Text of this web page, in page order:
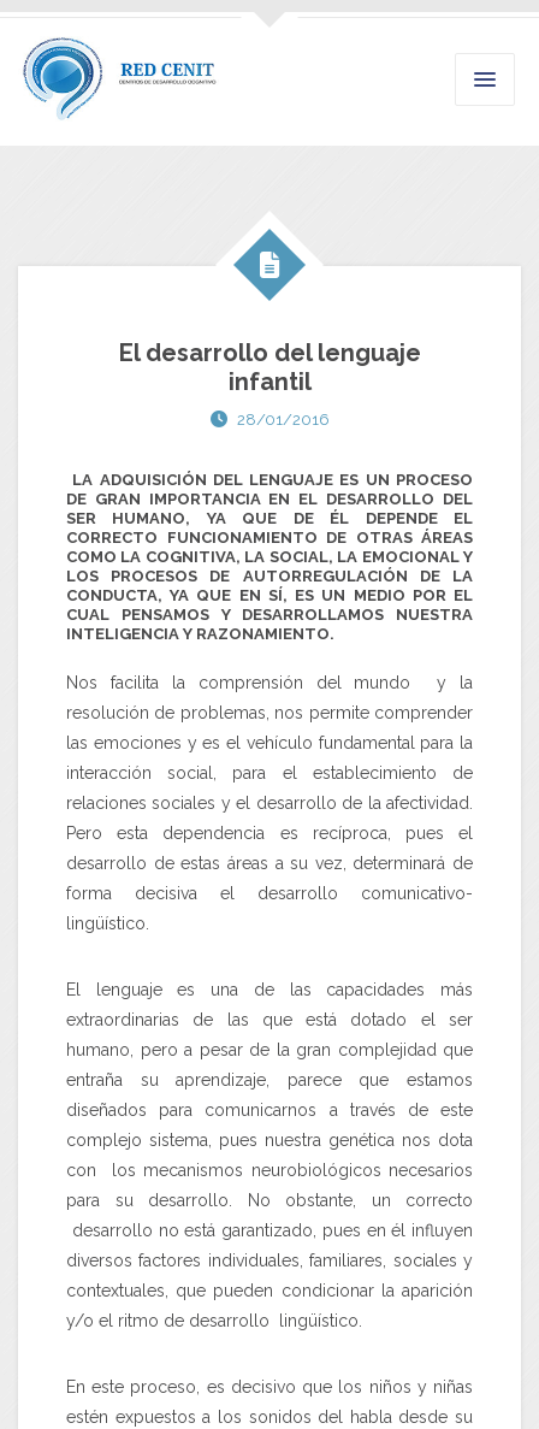
El desarrollo del lenguaje
infantil
28/01/2016
LA ADQUISICIÓN DEL LENGUAJE ES UN PROCESO
DE GRAN IMPORTANCIA EN EL DESARROLLO DEL
SER HUMANO, YA QUE DE ÉL DEPENDE EL
CORRECTO FUNCIONAMIENTO DE OTRAS ÁREAS
COMO LA COGNITIVA, LA SOCIAL, LA EMOCIONAL Y
LOS PROCESOS DE AUTORREGULACIÓN DE LA
CONDUCTA, YA QUE EN SÍ, ES UN MEDIO POR EL
CUAL PENSAMOS Y DESARROLLAMOS NUESTRA
INTELIGENCIA Y RAZONAMIENTO.
Nos facilita la comprensión del mundo y la
resolución de problemas, nos permite comprender
las emociones y es el vehículo fundamental para la
interacción social, para el establecimiento de
relaciones sociales y el desarrollo de la afectividad.
Pero esta dependencia es recíproca, pues el
desarrollo de estas áreas a su vez, determinará de
forma decisiva el desarrollo comunicativo-
lingüístico.
El lenguaje es una de las capacidades más
extraordinarias de las que está dotado el ser
humano, pero a pesar de la gran complejidad que
entraña su aprendizaje, parece que estamos
diseñados para comunicarnos a través de este
complejo sistema, pues nuestra genética nos dota
con los mecanismos neurobiológicos necesarios
para su desarrollo. No obstante, un correcto
desarrollo no está garantizado, pues en él influyen
diversos factores individuales, familiares, sociales y
contextuales, que pueden condicionar la aparición
y/o el ritmo de desarrollo lingüístico.
En este proceso, es decisivo que los niños y niñas
estén expuestos a los sonidos del habla desde su